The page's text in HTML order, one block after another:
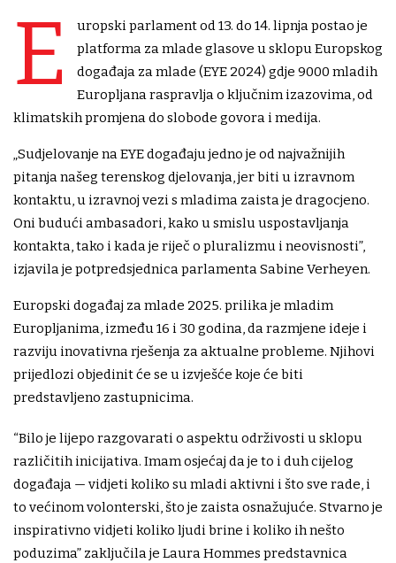
E
uropski parlament od 13. do 14. lipnja postao je
platforma za mlade glasove u sklopu Europskog
događaja za mlade (EYE 2024) gdje 9000 mladih
Europljana raspravlja o ključnim izazovima, od
klimatskih promjena do slobode govora i medija.
„Sudjelovanje na EYE događaju jedno je od najvažnijih
pitanja našeg terenskog djelovanja, jer biti u izravnom
kontaktu, u izravnoj vezi s mladima zaista je dragocjeno.
Oni budući ambasadori, kako u smislu uspostavljanja
kontakta, tako i kada je riječ o pluralizmu i neovisnosti”,
izjavila je potpredsjednica parlamenta Sabine Verheyen.
Europski događaj za mlade 2025. prilika je mladim
Europljanima, između 16 i 30 godina, da razmjene ideje i
razviju inovativna rješenja za aktualne probleme. Njihovi
prijedlozi objedinit će se u izvješće koje će biti
predstavljeno zastupnicima.
“Bilo je lijepo razgovarati o aspektu održivosti u sklopu
različitih inicijativa. Imam osjećaj da je to i duh cijelog
događaja — vidjeti koliko su mladi aktivni i što sve rade, i
to većinom volonterski, što je zaista osnažujuće. Stvarno je
inspirativno vidjeti koliko ljudi brine i koliko ih nešto
poduzima” zaključila je Laura Hommes predstavnica